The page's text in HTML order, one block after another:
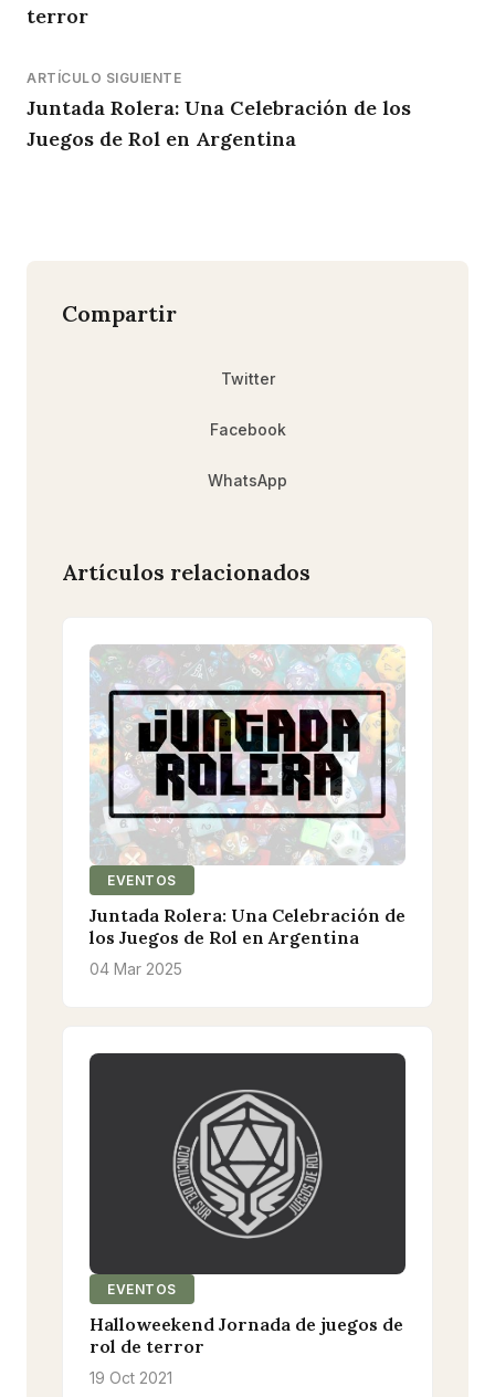
terror
ARTÍCULO SIGUIENTE
Juntada Rolera: Una Celebración de los
Juegos de Rol en Argentina
Compartir
Twitter
Facebook
WhatsApp
Artículos relacionados
EVENTOS
Juntada Rolera: Una Celebración de
los Juegos de Rol en Argentina
04 Mar 2025
EVENTOS
Halloweekend Jornada de juegos de
rol de terror
19 Oct 2021